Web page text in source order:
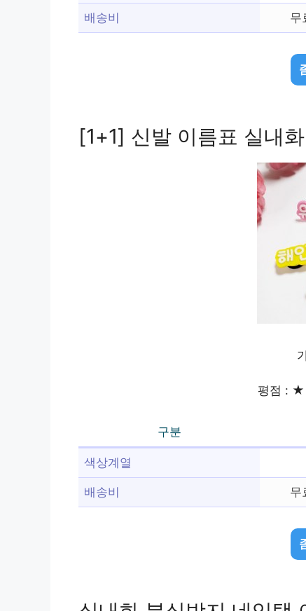
배송비 무
[1+1] 신발 이름표 실내
평점 : ★
구분
색상계열
배송비 무